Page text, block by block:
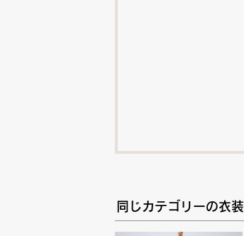
同じカテゴリーの衣装